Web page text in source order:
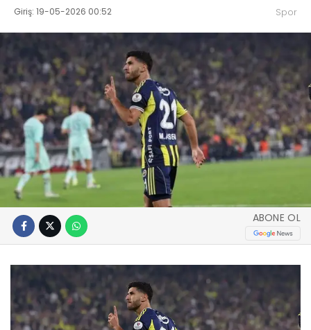
Giriş: 19-05-2026 00:52 Spor
ABONE OL